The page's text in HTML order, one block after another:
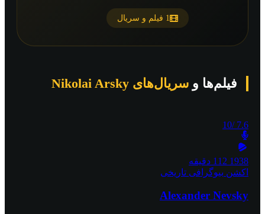
1 فیلم و سریال
فیلم‌ها و سریال‌های Nikolai Arsky
7.6
/10
1938 112 دقیقه
اکشن بیوگرافی تاریخی
Alexander Nevsky